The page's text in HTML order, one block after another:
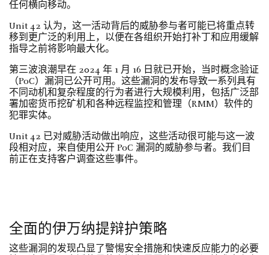
任何横向移动。
Unit 42 认为，这一活动背后的威胁参与者可能已将重点转
移到更广泛的利用上，以便在各组织开始打补丁和应用缓解
指导之前将影响最大化。
第三波浪潮早在 2024 年 1 月 16 日就已开始，当时概念验证
（PoC）漏洞已公开可用。这些漏洞的发布导致一系列具有
不同动机和复杂程度的行为者进行大规模利用，包括广泛部
署加密货币挖矿机和各种远程监控和管理（RMM）软件的
犯罪实体。
Unit 42 已对威胁活动做出响应，这些活动很可能与这一波
段相对应，来自使用公开 PoC 漏洞的威胁参与者。我们目
前正在支持客户调查这些事件。
全面的伊万纳提辩护策略
这些漏洞的发现凸显了警惕安全措施和快速反应能力的必要